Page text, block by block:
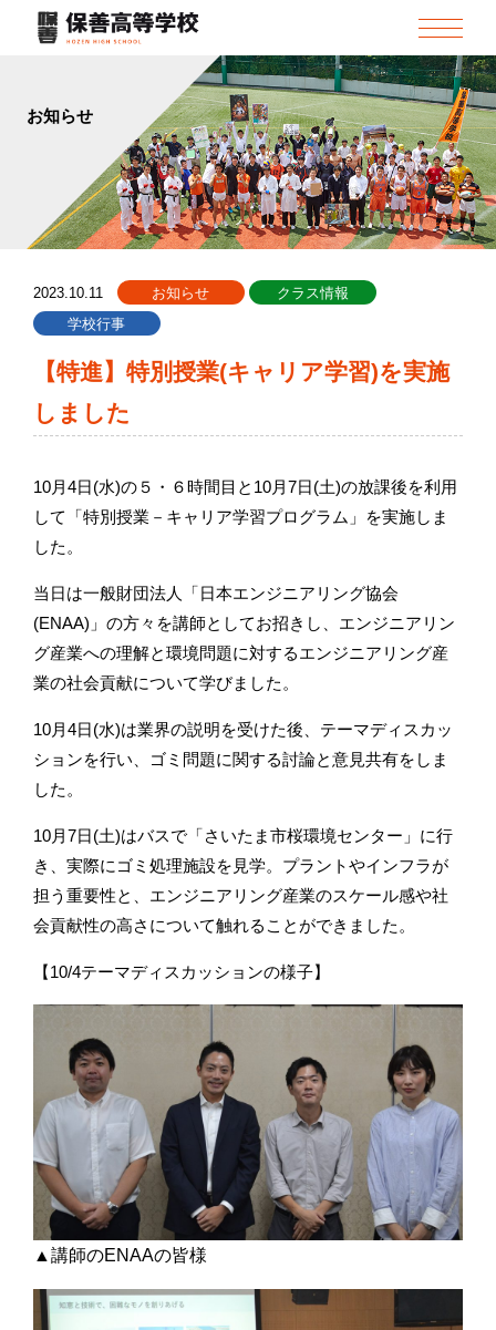
お知らせ
2023.10.11 お知らせ
クラス情報
学校行事
【特進】特別授業(キャリア学習)を実施
しました
10月4日(水)の５・６時間目と10月7日(土)の放課後を利用
して「特別授業－キャリア学習プログラム」を実施しま
した。
当日は一般財団法人「日本エンジニアリング協会
(ENAA)」の方々を講師としてお招きし、エンジニアリン
グ産業への理解と環境問題に対するエンジニアリング産
業の社会貢献について学びました。
10月4日(水)は業界の説明を受けた後、テーマディスカッ
ションを行い、ゴミ問題に関する討論と意見共有をしま
した。
10月7日(土)はバスで「さいたま市桜環境センター」に行
き、実際にゴミ処理施設を見学。プラントやインフラが
担う重要性と、エンジニアリング産業のスケール感や社
会貢献性の高さについて触れることができました。
【10/4テーマディスカッションの様子】
▲講師のENAAの皆様